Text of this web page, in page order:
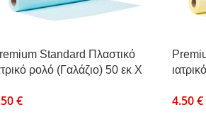
Standard Πλαστικό
ρολό (Γαλάζιο) 50 εκ Χ
€ 4.50€